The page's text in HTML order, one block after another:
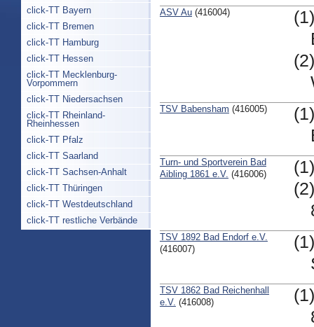
click-TT Bayern
click-TT Bremen
click-TT Hamburg
click-TT Hessen
click-TT Mecklenburg-
Vorpommern
click-TT Niedersachsen
click-TT Rheinland-
Rheinhessen
click-TT Pfalz
click-TT Saarland
click-TT Sachsen-Anhalt
click-TT Thüringen
click-TT Westdeutschland
click-TT restliche Verbände
ASV Au(416004)
TSV Babensham (416005)
Turn- und Sportverein Bad
Aibling 1861 e.V. (416006)
TSV 1892 Bad Endorf e.V.
(416007)
TSV 1862 Bad Reichenhall
e.V. (416008)